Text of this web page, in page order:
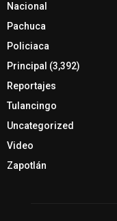
Nacional
Pachuca
Policiaca
Principal (3,392)
Reportajes
Tulancingo
Uncategorized
Video
Zapotlán